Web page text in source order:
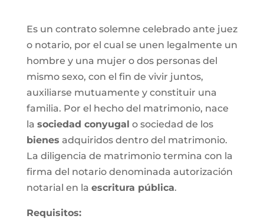
Es un contrato solemne celebrado ante juez
o notario, por el cual se unen legalmente un
hombre y una mujer o dos personas del
mismo sexo, con el fin de vivir juntos,
auxiliarse mutuamente y constituir una
familia. Por el hecho del matrimonio, nace
la sociedad conyugal o sociedad de los
bienes adquiridos dentro del matrimonio.
La diligencia de matrimonio termina con la
firma del notario denominada autorización
notarial en la escritura pública.
Requisitos: